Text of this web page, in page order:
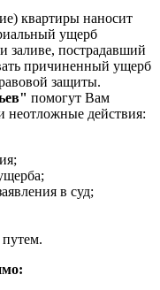
квартиры наносит
ущерб
пострадавший
причиненный ущерб
защиты.
помогут Вам
неотложные действия:
в суд;